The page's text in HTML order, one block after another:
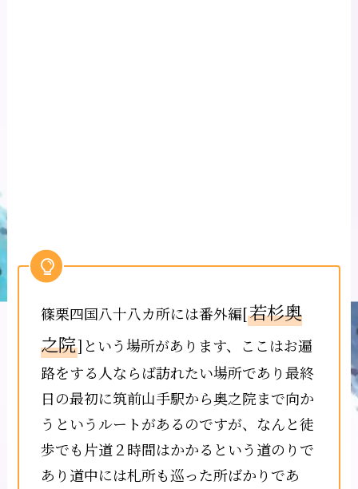
篠栗四国八十八カ所には番外編[若杉奥
之院]という場所があります、ここはお遍
路をする人ならば訪れたい場所であり最終
日の最初に筑前山手駅から奥之院まで向か
うというルートがあるのですが、なんと徒
歩でも片道２時間はかかるという道のりで
あり道中には札所も巡った所ばかりであ